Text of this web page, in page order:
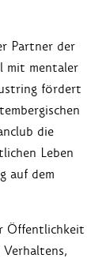
Partner der
mit mentaler
fördert
die
Leben
auf dem
Öffentlichkeit